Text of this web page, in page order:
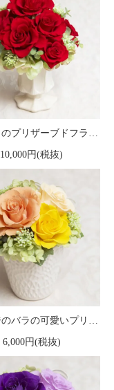
赤いバラのプリザーブドフラワーアレンジ 「ルーチェ」
10,000円(税抜)
オレンジのバラの可愛いプリザーブドフラワーアレンジ 「メルレット」
6,000円(税抜)